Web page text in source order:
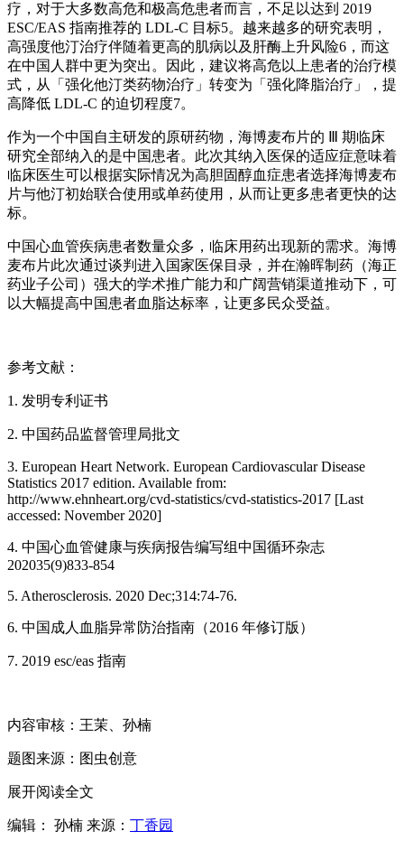
疗，对于大多数高危和极高危患者而言，不足以达到 2019
ESC/EAS 指南推荐的 LDL-C 目标5。越来越多的研究表明，
高强度他汀治疗伴随着更高的肌病以及肝酶上升风险6，而这
在中国人群中更为突出。因此，建议将高危以上患者的治疗模
式，从「强化他汀类药物治疗」转变为「强化降脂治疗」，提
高降低 LDL-C 的迫切程度7。
作为一个中国自主研发的原研药物，海博麦布片的 Ⅲ 期临床
研究全部纳入的是中国患者。此次其纳入医保的适应症意味着
临床医生可以根据实际情况为高胆固醇血症患者选择海博麦布
片与他汀初始联合使用或单药使用，从而让更多患者更快的达
标。
中国心血管疾病患者数量众多，临床用药出现新的需求。海博
麦布片此次通过谈判进入国家医保目录，并在瀚晖制药（海正
药业子公司）强大的学术推广能力和广阔营销渠道推动下，可
以大幅提高中国患者血脂达标率，让更多民众受益。
参考文献：
1. 发明专利证书
2. 中国药品监督管理局批文
3. European Heart Network. European Cardiovascular Disease
Statistics 2017 edition. Available from:
http://www.ehnheart.org/cvd-statistics/cvd-statistics-2017 [Last
accessed: November 2020]
4. 中国心血管健康与疾病报告编写组中国循环杂志
202035(9)833-854
5. Atherosclerosis. 2020 Dec;314:74-76.
6. 中国成人血脂异常防治指南（2016 年修订版）
7. 2019 esc/eas 指南
内容审核：王茉、孙楠
题图来源：图虫创意
展开阅读全文
编辑： 孙楠 来源： 丁香园